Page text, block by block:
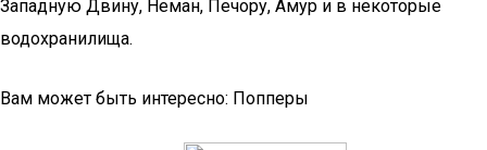
Западную Двину, Неман, Печору, Амур и в некоторые
водохранилища.
Вам может быть интересно: Попперы